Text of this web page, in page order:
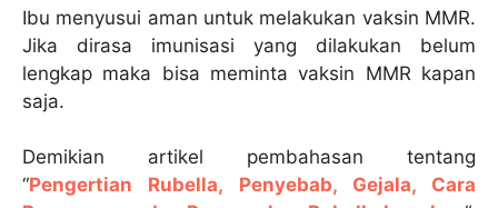
Ibu menyusui aman untuk melakukan vaksin MMR.
Jika dirasa imunisasi yang dilakukan belum
lengkap maka bisa meminta vaksin MMR kapan
saja.
Demikian artikel pembahasan tentang
“Pengertian Rubella, Penyebab, Gejala, Cara